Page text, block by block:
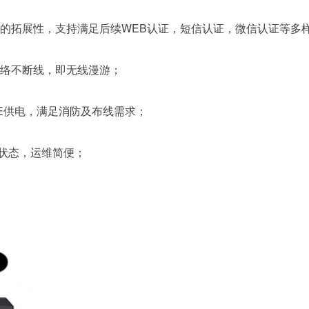
拓展性，支持满足后续WEB认证，短信认证，微信认证等多
不断线，即无线漫游；
电，满足消防及布线需求；
，运维简便；